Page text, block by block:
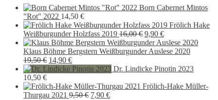
Born Cabernet Mintos
"Rot" 2022 14,50 €
Frölich Hake
Weißburgunder Holzfass 2019 16,00€ Ursprünglicher
Preis
war:
9,90 €Aktueller
Preis
ist:
Klaus Böhme Bergstern Weißburgunder Auslese 2020
19,50€ Ursprünglicher
Preis
19,50 €
14,90 €Aktueller
Preis
14,90 €.
Dr. Lindicke Pinotin 2023
10,50 €
Frölich-Hake Müller-
Thurgau 2021 9,50€ Ursprünglicher
7,90 €Aktueller